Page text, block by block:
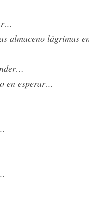
almaceno lágrimas
en esperar…